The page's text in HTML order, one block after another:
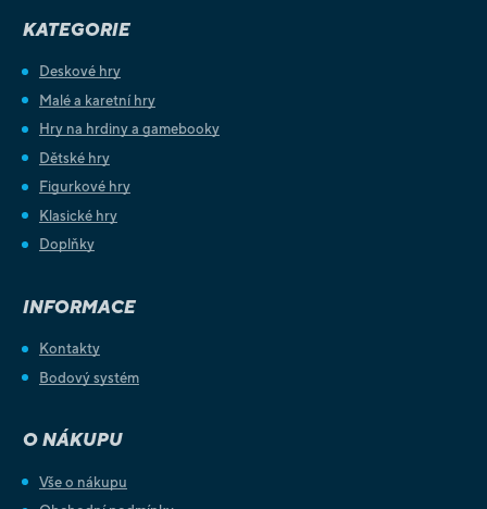
KATEGORIE
Deskové hry
Malé a karetní hry
Hry na hrdiny a gamebooky
Dětské hry
Figurkové hry
Klasické hry
Doplňky
INFORMACE
Kontakty
Bodový systém
O NÁKUPU
Vše o nákupu